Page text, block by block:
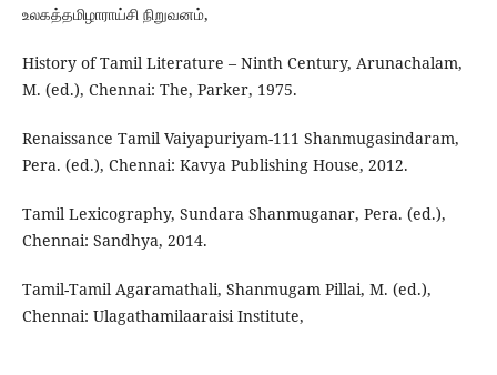
உலகத்தமிழாராய்சி நிறுவனம்,
History of Tamil Literature – Ninth Century, Arunachalam,
M. (ed.), Chennai: The, Parker, 1975.
Renaissance Tamil Vaiyapuriyam-111 Shanmugasindaram,
Pera. (ed.), Chennai: Kavya Publishing House, 2012.
Tamil Lexicography, Sundara Shanmuganar, Pera. (ed.),
Chennai: Sandhya, 2014.
Tamil-Tamil Agaramathali, Shanmugam Pillai, M. (ed.),
Chennai: Ulagathamilaaraisi Institute,